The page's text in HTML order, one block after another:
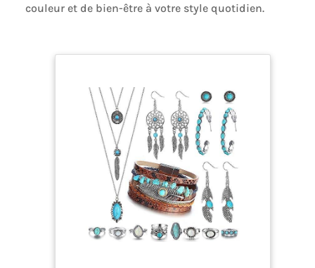
couleur et de bien-être à votre style quotidien.